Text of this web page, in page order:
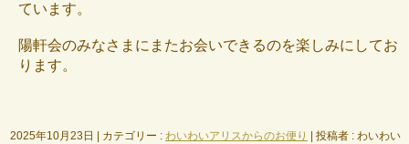
ています。
陽軒会のみなさまにまたお会いできるのを楽しみにしてお
ります。
2025年10月23日 カテゴリー : わいわいアリスからのお便り
投稿者 : わいわい